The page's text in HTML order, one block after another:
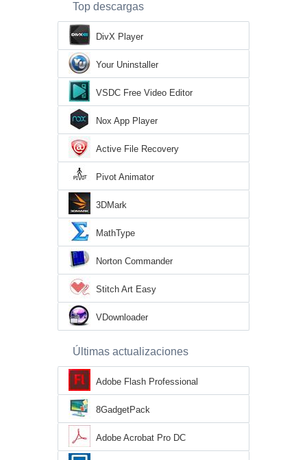
Top descargas
DivX Player
Your Uninstaller
VSDC Free Video Editor
Nox App Player
Active File Recovery
Pivot Animator
3DMark
MathType
Norton Commander
Stitch Art Easy
VDownloader
Últimas actualizaciones
Adobe Flash Professional
8GadgetPack
Adobe Acrobat Pro DC